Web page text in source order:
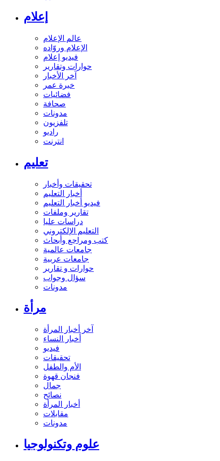
إعلام
عالم الإعلام
الإعلام وروّاده
فيديو إعلام
حوارات وتقارير
آخر الأخبار
خبرة عمر
فضائيات
صحافة
مدونات
تلفزيون
راديو
انترنت
تعليم
تحقيقات وأخبار
أخبار التعليم
فيديو أخبار التعليم
تقارير وملفات
دراسات عليا
التعليم الإلكتروني
كتب ومراجع وأبحاث
جامعات عالمية
جامعات عربية
حوارات و تقارير
سؤال وجواب
مدونات
مرأة
آخر أخبار المرأة
أخبار النساء
فيديو
تحقيقات
الأم والطفل
فنجان قهوة
جمال
نصائح
أخبار المرأة
مقابلات
مدونات
علوم وتكنولوجيا